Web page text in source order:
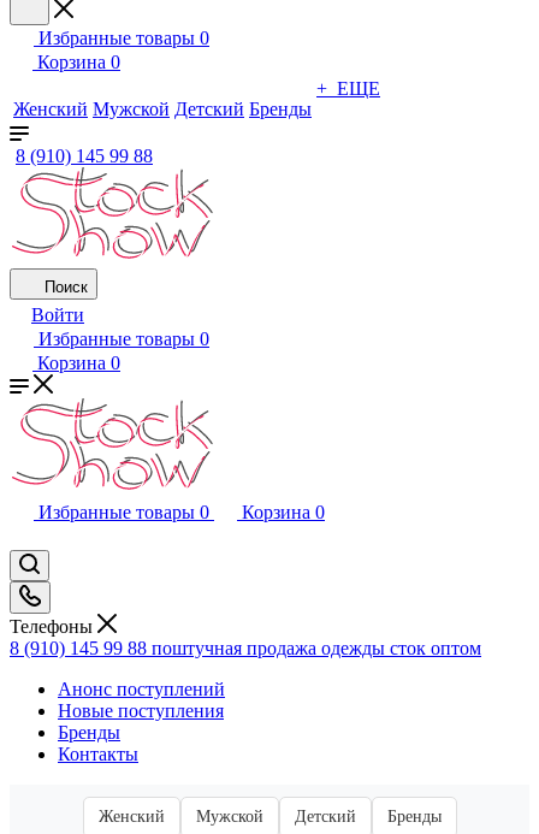
Избранные товары 0
Корзина 0
Женский Мужской Детский Бренды
+ ЕЩЕ
8 (910) 145 99 88
Поиск
Войти
Избранные товары 0
Корзина 0
Избранные товары 0 Корзина 0
Телефоны
8 (910) 145 99 88 поштучная продажа одежды сток оптом
Анонс поступлений
Новые поступления
Бренды
Контакты
Женский Мужской Детский Бренды